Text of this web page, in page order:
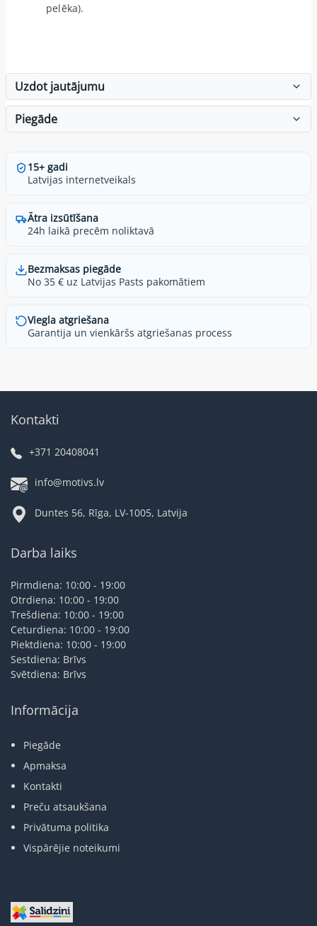
pelēka).
Uzdot jautājumu
Piegāde
15+ gadi
Latvijas internetveikals
Ātra izsūtīšana
24h laikā precēm noliktavā
Bezmaksas piegāde
No 35 € uz Latvijas Pasts pakomātiem
Viegla atgriešana
Garantija un vienkāršs atgriešanas process
Kontakti
+371 20408041
info@motivs.lv
Duntes 56, Rīga, LV-1005, Latvija
Darba laiks
Pirmdiena: 10:00 - 19:00
Otrdiena: 10:00 - 19:00
Trešdiena: 10:00 - 19:00
Ceturdiena: 10:00 - 19:00
Piektdiena: 10:00 - 19:00
Sestdiena: Brīvs
Svētdiena: Brīvs
Informācija
Piegāde
Apmaksa
Kontakti
Preču atsaukšana
Privātuma politika
Vispārējie noteikumi